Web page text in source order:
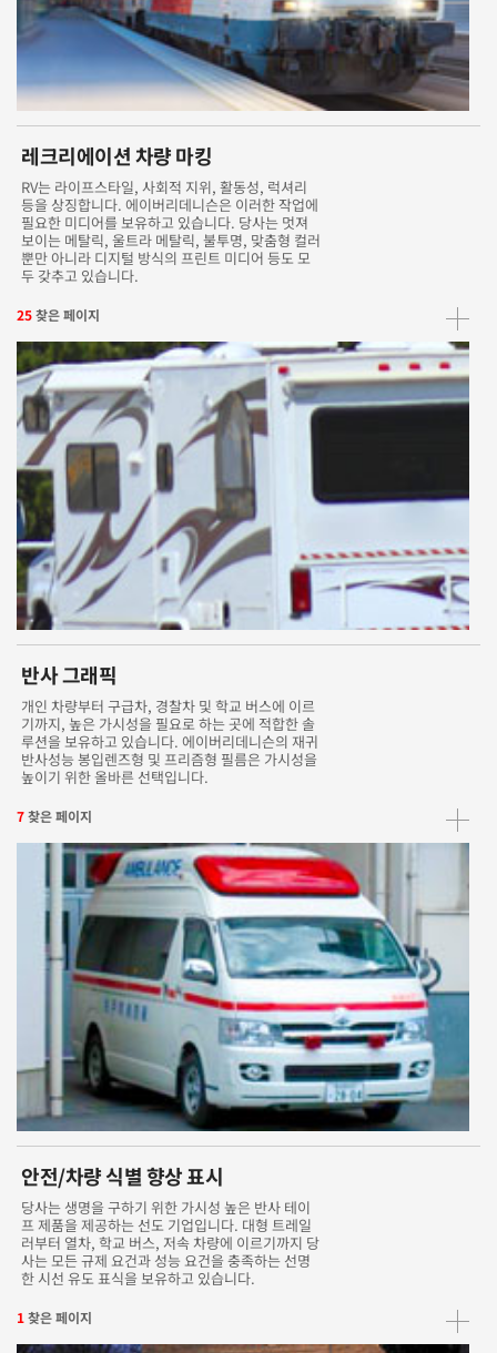
레크리에이션 차량 마킹
RV는 라이프스타일, 사회적 지위, 활동성, 럭셔리
등을 상징합니다. 에이버리데니슨은 이러한 작업에
필요한 미디어를 보유하고 있습니다. 당사는 멋져
보이는 메탈릭, 울트라 메탈릭, 불투명, 맞춤형 컬러
뿐만 아니라 디지털 방식의 프린트 미디어 등도 모
두 갖추고 있습니다.
25찾은 페이지
반사 그래픽
개인 차량부터 구급차, 경찰차 및 학교 버스에 이르
기까지, 높은 가시성을 필요로 하는 곳에 적합한 솔
루션을 보유하고 있습니다. 에이버리데니슨의 재귀
반사성능 봉입렌즈형 및 프리즘형 필름은 가시성을
높이기 위한 올바른 선택입니다.
7찾은 페이지
안전/차량 식별 향상 표시
당사는 생명을 구하기 위한 가시성 높은 반사 테이
프 제품을 제공하는 선도 기업입니다. 대형 트레일
러부터 열차, 학교 버스, 저속 차량에 이르기까지 당
사는 모든 규제 요건과 성능 요건을 충족하는 선명
한 시선 유도 표식을 보유하고 있습니다.
1찾은 페이지